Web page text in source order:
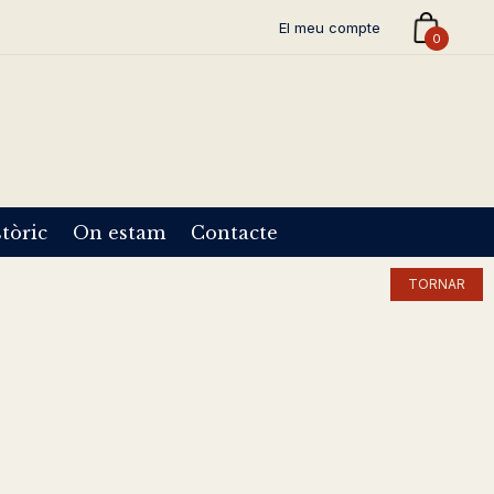
El meu compte
0
On estam Contacte
TORNAR